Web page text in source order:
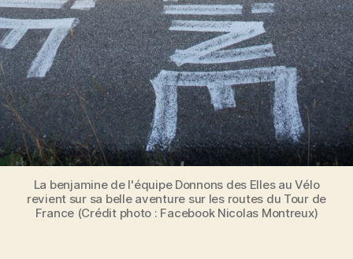
La benjamine de l'équipe Donnons des Elles au Vélo
revient sur sa belle aventure sur les routes du Tour de
France (Crédit photo : Facebook Nicolas Montreux)